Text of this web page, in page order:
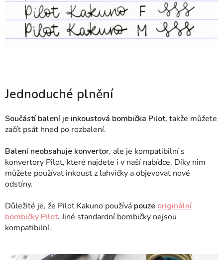
Jednoduché plnění
Součástí balení je inkoustová bombička Pilot, takže můžete
začít psát hned po rozbalení.
Balení neobsahuje konvertor, ale je kompatibilní s
konvertory Pilot, které najdete i v naší nabídce. Díky nim
můžete používat inkoust z lahvičky a objevovat nové
odstíny.
Důležité je, že Pilot Kakuno používá pouze originální
bombičky Pilot. Jiné standardní bombičky nejsou
kompatibilní.